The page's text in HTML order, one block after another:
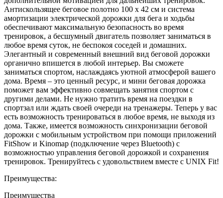
Антискользящее беговое полотно 100 х 42 см и система
амортизации электрической дорожки для бега и ходьбы
обеспечивают максимальную безопасность во время
тренировок, а бесшумный двигатель позволяет заниматься в
любое время суток, не беспокоя соседей и домашних.
Элегантный и современный внешний вид беговой дорожки
органично впишется в любой интерьер. Вы сможете
заниматься спортом, наслаждаясь уютной атмосферой вашего
дома. Время – это ценный ресурс, и мини беговая дорожка
поможет вам эффективно совмещать занятия спортом с
другими делами. Не нужно тратить время на поездки в
спортзал или ждать своей очереди на тренажеры. Теперь у вас
есть возможность тренироваться в любое время, не выходя из
дома. Также, имеется возможность синхронизации беговой
дорожки с мобильным устройством при помощи приложений
FitShow и Kinomap (подключение через Bluetooth) с
возможностью управления беговой дорожкой и сохранения
тренировок. Тренируйтесь с удовольствием вместе с UNIX Fit!
Преимущества:
Преимущества